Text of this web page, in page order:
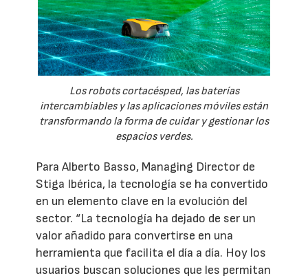
Los robots cortacésped, las baterías
intercambiables y las aplicaciones móviles están
transformando la forma de cuidar y gestionar los
espacios verdes.
Para Alberto Basso, Managing Director de
Stiga Ibérica, la tecnología se ha convertido
en un elemento clave en la evolución del
sector. “La tecnología ha dejado de ser un
valor añadido para convertirse en una
herramienta que facilita el día a día. Hoy los
usuarios buscan soluciones que les permitan